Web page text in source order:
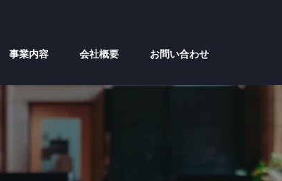
事業内容 会社概要 お問い合わせ